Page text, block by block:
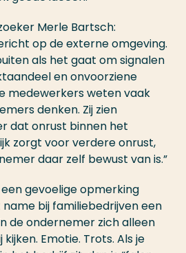
Merle Bartsch:
op de externe omgeving.
als het gaat om signalen
en onvoorziene
medewerkers weten vaak
denken. Zij zien
dat onrust binnen het
zorgt voor verdere onrust,
daar zelf bewust van is.”
gevoelige opmerking
bij familiebedrijven een
de ondernemer zich alleen
Emotie. Trots. Als je